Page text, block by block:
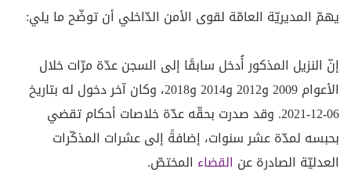
يهمّ المديريّة العامّة لقوى الأمن الدّاخلي أن توضّح ما يلي:
إنّ النزيل المذكور أُدخل سابقًا إلى السجن عدّة مرّات خلال
الأعوام 2009 و2012 و2014 و2018، وكان آخر دخول له بتاريخ
06-12-2021. وقد صدرت بحقّه عدّة خلاصات أحكام تقضي
بحبسه لمدّة عشر سنوات، إضافةً إلى عشرات المذكّرات
العدليّة الصادرة عن القضاء المختصّ.